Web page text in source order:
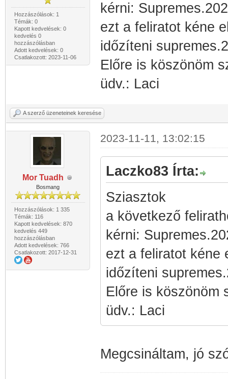
Hozzászólások: 1
Témák: 0
Kapott kedvelések: 0
kedvelés 0
hozzászólásban
Adott kedvelések: 0
Csatlakozott: 2023-11-06
kérni:
ezt a feliratot kéne
időzíteni
Előre is köszönöm
üdv.: Laci
A szerző üzeneteinek keresése
Mor Tuadh
Bosmang
Hozzászólások: 1 335
Témák: 116
Kapott kedvelések: 870
kedvelés 449
hozzászólásban
Adott kedvelések: 766
Csatlakozott: 2017-12-31
2023-11-11, 13:02:15
Laczko83 Írta:
Sziasztok
a következő
kérni:
ezt a feliratot kéne
időzíteni
Előre is köszönöm
üdv.: Laci
Megcsináltam, jó